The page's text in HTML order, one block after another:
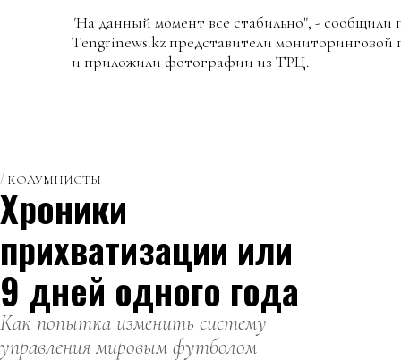
"На данный момент все стабильно", - сообщили
Tengrinews.kz представители мониторинговой
и приложили фотографии из ТРЦ.
КОЛУМНИСТЫ
Хроники
прихватизации или
9 дней одного года
Как попытка изменить систему
управления мировым футболом